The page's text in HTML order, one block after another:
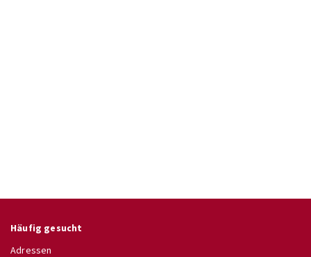
Häufig gesucht
Adressen